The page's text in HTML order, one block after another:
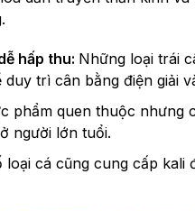
hấp thu: Những loại trái
trì cân bằng điện giải
phẩm quen thuộc nhưng
người lớn tuổi.
loại cá cũng cung cấp